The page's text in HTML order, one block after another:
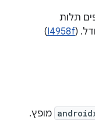
תלות
(
I4958f
)
מופץ.